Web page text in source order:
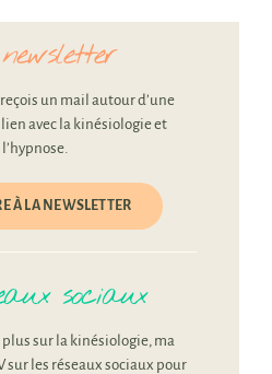
un mail autour d’une
avec la kinésiologie et
l’hypnose.
À LA NEWSLETTER
sociaux
plus sur la kinésiologie, ma
sur les réseaux sociaux pour